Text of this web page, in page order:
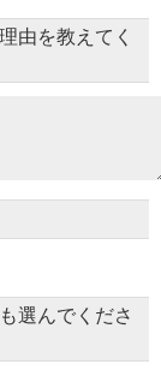
由を教えてく
選んでくださ